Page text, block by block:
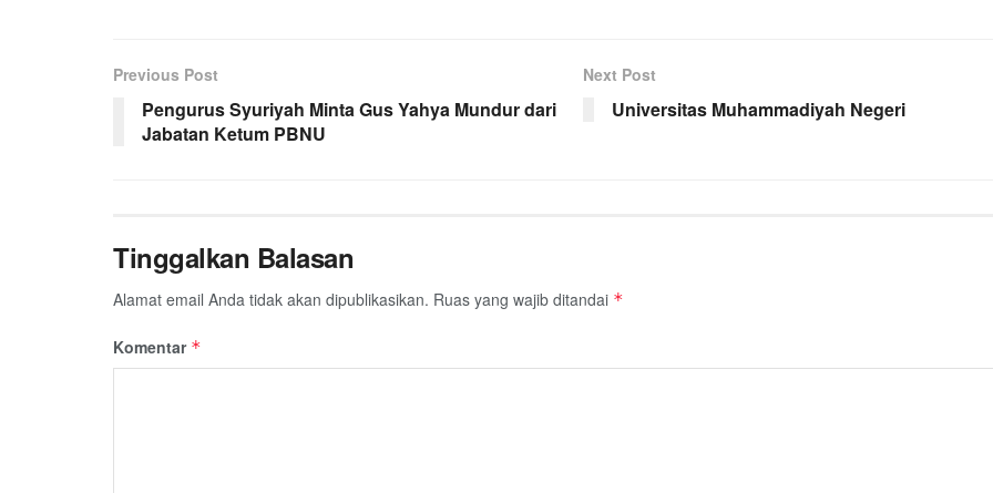
Previous Post
Pengurus Syuriyah Minta Gus Yahya Mundur dari
Jabatan Ketum PBNU
Next Post
Universitas Muhammadiyah Negeri
Tinggalkan Balasan
Alamat email Anda tidak akan dipublikasikan. Ruas yang wajib ditandai *
Komentar *